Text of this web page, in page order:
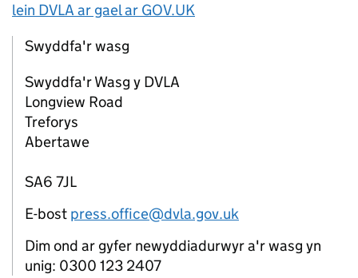
lein DVLA ar gael ar GOV.UK
Swyddfa'r wasg
Swyddfa'r Wasg y DVLA
Longview Road
Treforys
Abertawe
SA6 7JL
E-bost press.office@dvla.gov.uk
Dim ond ar gyfer newyddiadurwyr a'r wasg yn
unig: 0300 123 2407